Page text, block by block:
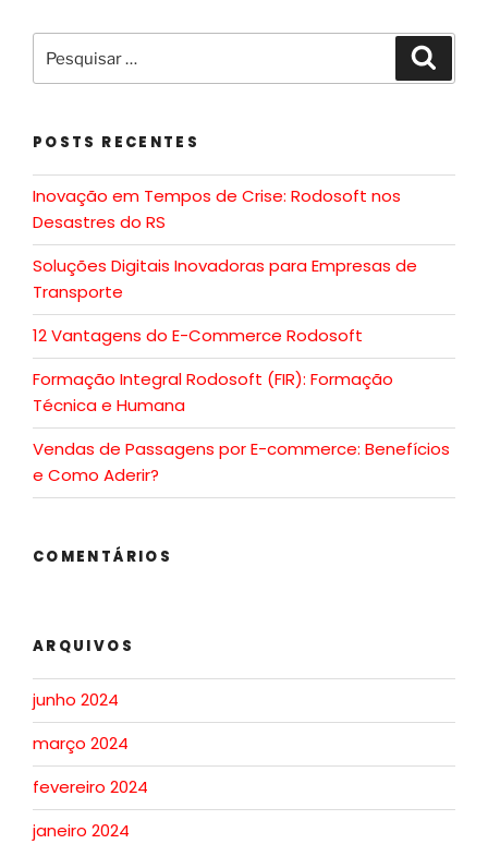
POSTS RECENTES
Inovação em Tempos de Crise: Rodosoft nos
Desastres do RS
Soluções Digitais Inovadoras para Empresas de
Transporte
12 Vantagens do E-Commerce Rodosoft
Formação Integral Rodosoft (FIR): Formação
Técnica e Humana
Vendas de Passagens por E-commerce: Benefícios
e Como Aderir?
COMENTÁRIOS
ARQUIVOS
junho 2024
março 2024
fevereiro 2024
janeiro 2024